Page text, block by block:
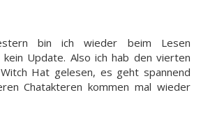
bin ich wieder beim Lesen
kein Update. Also ich hab den vierten
Hat gelesen, es geht spannend
Chatakteren kommen mal wieder